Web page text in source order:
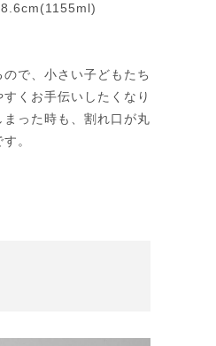
で、小さい子どもたち
くお手伝いしたくなり
まった時も、割れ口が丸
。